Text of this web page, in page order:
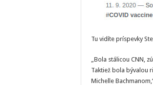
Tu vidíte príspevky
„Bola stálicou CNN,
Taktiež bola bývalou
Michelle